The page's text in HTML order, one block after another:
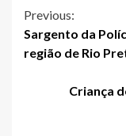
Continue
Reading
Previous:
Sargento da
região de Rio
Criança